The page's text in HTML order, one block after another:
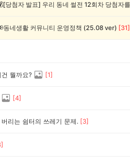
동네생활 커뮤니티 운영정책 (25.08 ver) [31]
뭘까요? [1]
[4]
리는 쉼터의 쓰레기 문제. [3]
]